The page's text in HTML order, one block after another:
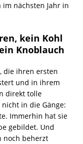
nächsten Jahr in
kein Kohl
Knoblauch
die ihren ersten
und in ihrem
direkt tolle
in die Gänge:
Immerhin hat sie
gebildet. Und
noch beherzt